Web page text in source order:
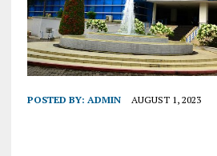
POSTED BY: ADMIN AUGUST 1, 2023